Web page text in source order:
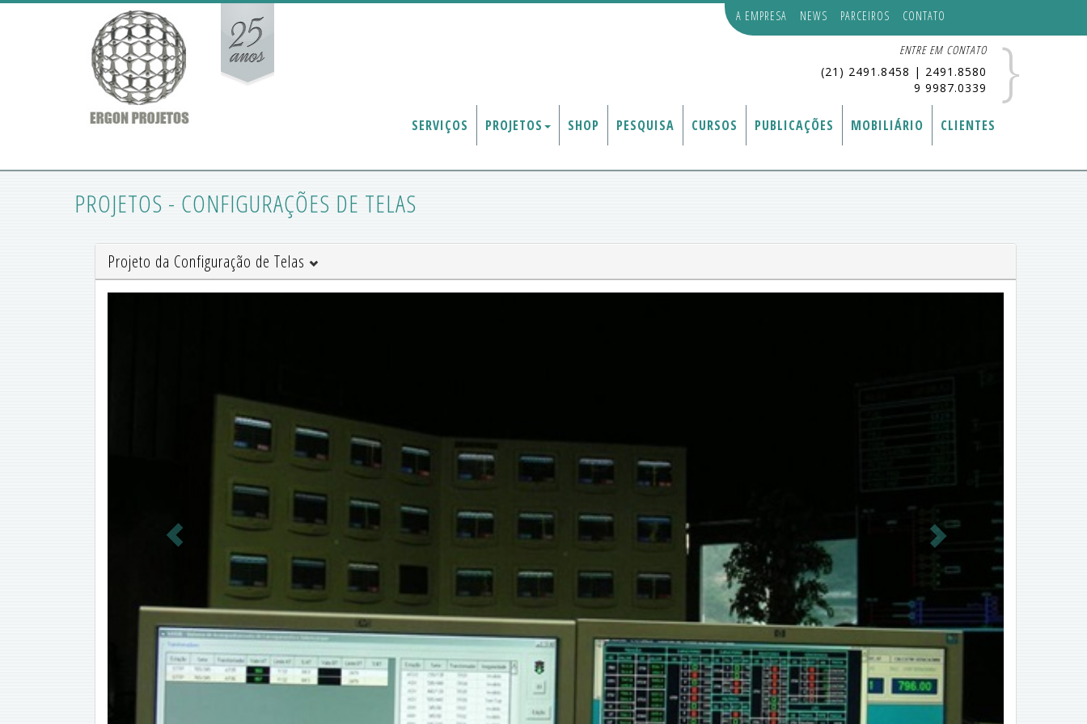
A EMPRESA NEWS PARCEIROS CONTATO
ENTRE EM CONTATO
(21) 2491.8458 | 2491.8580
9 9987.0339
}
SERVIÇOS PROJETOS SHOP PESQUISA CURSOS PUBLICAÇÕES MOBILIÁRIO CLIENTES
PROJETOS - CONFIGURAÇÕES DE TELAS
Projeto da Configuração de Telas